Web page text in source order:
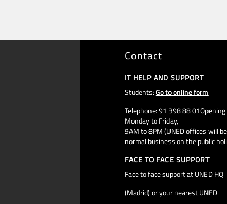
Contact
IT HELP AND SUPPORT
Students:Go to online form
Telephone: 91 398 88
Monday to Friday,
9AM to 8PM (UNED offices will
normal business on the public
FACE TO FACE SUPPORT
Face to face support at UNED HQ
(Madrid) or your nearest UNED